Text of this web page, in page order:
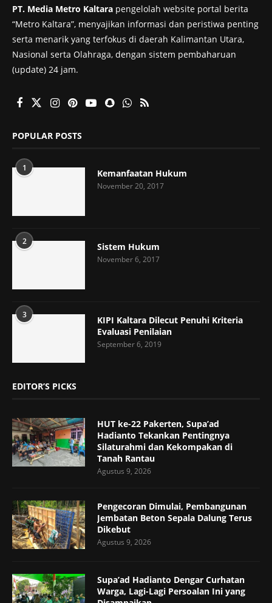
PT. Media Metro Kaltara pengelolah website portal berita
“Metro Kaltara”, menyajikan informasi dan peristiwa penting
serta menarik yang terfokus di daerah Kalimantan Utara,
Nasional serta Olahraga, dengan sistem pembaharuan
(update) 24 jam.
POPULAR POSTS
1 Kemanfaatan Hukum
November 20, 2017
2 Sistem Hukum
November 6, 2017
3
KIPI Kaltara Dilecut Penuhi Kriteria
Evaluasi Penilaian
September 6, 2019
EDITOR’S PICKS
HUT ke-22 Pakerten, Supa’ad
Hadianto Tekankan Pentingnya
Silaturahmi dan Kekompakan di
Tanah Rantau
Agustus 9, 2026
Pengecoran Dimulai, Pembangunan
Jembatan Beton Sepala Dalung Terus
Dikebut
Agustus 9, 2026
Supa’ad Hadianto Dengar Curhatan
Warga, Lagi-Lagi Persoalan Ini yang